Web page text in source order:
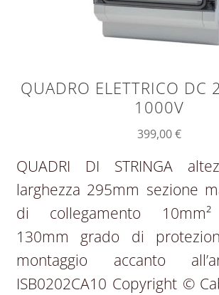
QUADRO ELETTRICO DC
1000V
399,00€
QUADRI DI STRINGA
larghezza 295mm sezione
di collegamento
130mm grado di
montaggio accanto
ISB0202CA10 Copyright ©